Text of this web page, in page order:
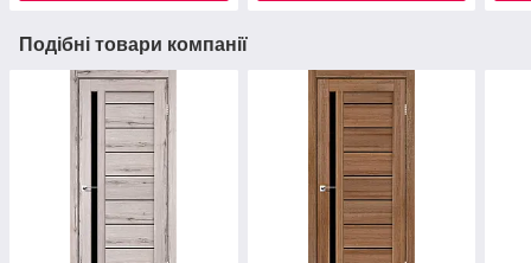
Подібні товари компанії